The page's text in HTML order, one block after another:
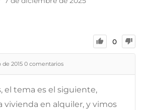
0
de 2015 0 comentarios
el tema es el siguiente,
vivienda en alquiler, y vimos